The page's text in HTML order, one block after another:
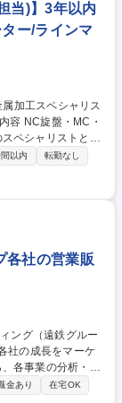
当)】3年以内
ー/ラインマ
ペシャリストとし
社の若手人材への
ンタ)・自動盤と
コロナ禍でアウトド
好調により大型ト
度な精密金属部品
でもできない高品
以内
転勤なし
各社の営業販
各事業の分析・マ
内
ケティング課題の
金あり
在宅OK